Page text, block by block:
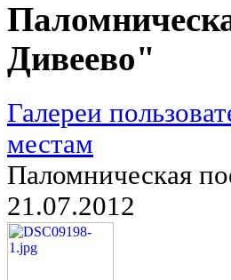
Дивеево"
Галереи
местам
Паломническая
21.07.2012